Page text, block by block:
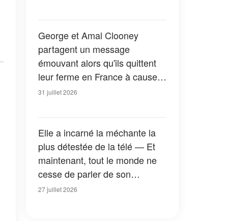
George et Amal Clooney
partagent un message
émouvant alors qu'ils quittent
leur ferme en France à cause
des feux de forêt — Tous les
31 juillet 2026
Elle a incarné la méchante la
plus détestée de la télé — Et
maintenant, tout le monde ne
cesse de parler de son
apparition dans la nouvelle
27 juillet 2026